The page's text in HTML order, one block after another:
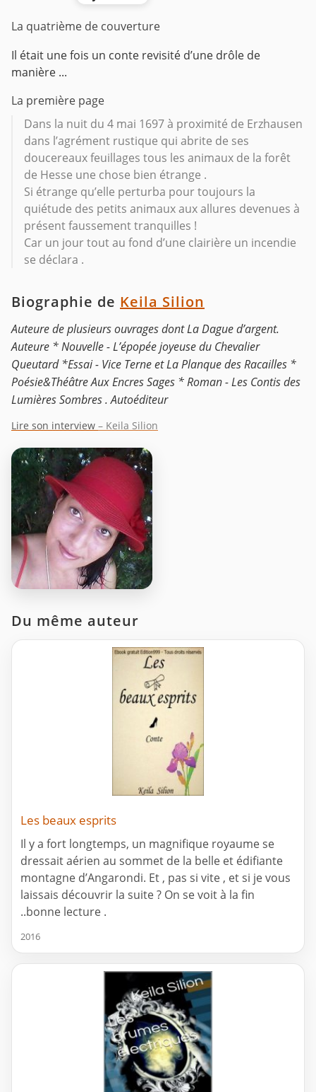
La quatrième de couverture
Il était une fois un conte revisité d’une drôle de
manière ...
La première page
Dans la nuit du 4 mai 1697 à proximité de Erzhausen
dans l’agrément rustique qui abrite de ses
doucereaux feuillages tous les animaux de la forêt
de Hesse une chose bien étrange .
Si étrange qu’elle perturba pour toujours la
quiétude des petits animaux aux allures devenues à
présent faussement tranquilles !
Car un jour tout au fond d’une clairière un incendie
se déclara .
Biographie de Keila Silion
Auteure de plusieurs ouvrages dont La Dague d’argent.
Auteure * Nouvelle - L’épopée joyeuse du Chevalier
Queutard *Essai - Vice Terne et La Planque des Racailles *
Poésie&Théâtre Aux Encres Sages * Roman - Les Contis des
Lumières Sombres . Autoéditeur
Lire son interview – Keila Silion
Du même auteur
Les beaux esprits
Il y a fort longtemps, un magnifique royaume se
dressait aérien au sommet de la belle et édifiante
montagne d’Angarondi. Et , pas si vite , et si je vous
laissais découvrir la suite ? On se voit à la fin
..bonne lecture .
2016